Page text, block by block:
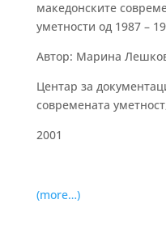
македонските
уметности од 1987 –
Автор: Марина
Центар за
современата
2001
(more…)